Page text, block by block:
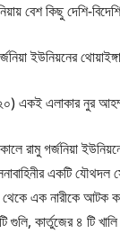
বেশ কিছু দেশি-
ইউনিয়নের
একই এলাকার নুর
রামু গর্জনিয়া
একটি
এক নারীকে আটক
গুলি, কার্তুজের ৪ টি